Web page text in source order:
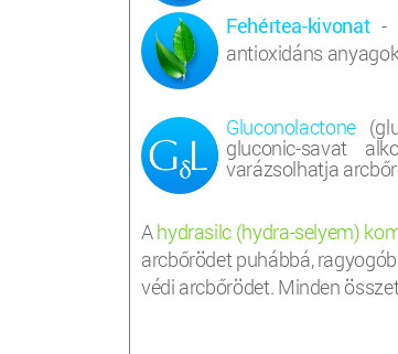
Fehértea-kivonat -
antioxidáns
Gluconolactone
gluconic-savat
varázsolhatja
Ahydrasilc (hydra-selyem)
arcbőrödet puhábbá,
védi arcbőrödet. Minden